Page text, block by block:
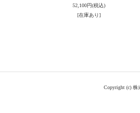
52,100円(税込)
[在庫あり]
Copyright (c)